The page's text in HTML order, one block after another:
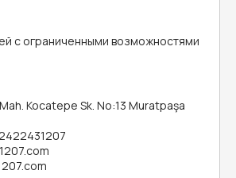
с ограниченными возможностями
Kocatepe Sk. No:13 Muratpaşa